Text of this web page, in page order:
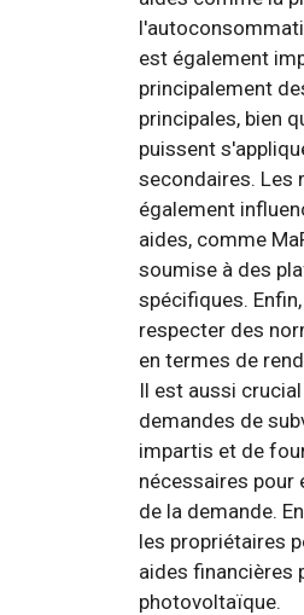
est également
principalement
principales, bien
puissent
secondaires. Les
également
aides, comme
soumise à des
spécifiques.
respecter des
en termes de
Il est aussi
demandes de
impartis et de
nécessaires
de la demande.
les propriétaires
aides financières
photovoltaïque.